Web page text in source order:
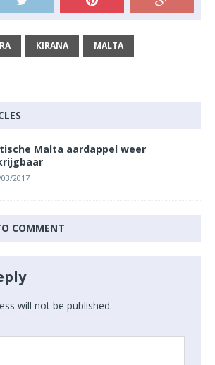
KIRANA MALTA
Malta aardappel weer
2017
COMMENT
will not be published.